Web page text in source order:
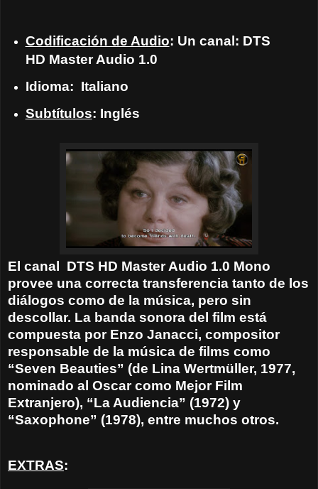
Codificación de Audio: Un canal: DTS
HD Master Audio 1.0
Idioma: Italiano
Subtítulos: Inglés
El canal DTS HD Master Audio 1.0 Mono
provee una correcta transferencia tanto de los
diálogos como de la música, pero sin
descollar. La banda sonora del film está
compuesta por Enzo Janacci, compositor
responsable de la música de films como
“Seven Beauties” (de Lina Wertmüller, 1977,
nominado al Oscar como Mejor Film
Extranjero), “La Audiencia” (1972) y
“Saxophone” (1978), entre muchos otros.
EXTRAS: